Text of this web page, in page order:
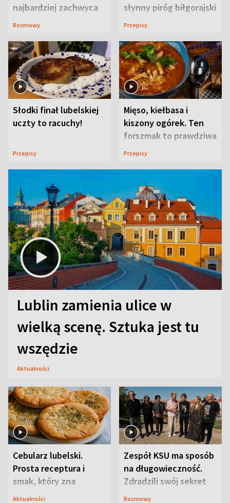
najbardziej zachwyca
ją w Lublinie
Rozmowy
słynny piróg biłgorajski
Przepisy
Słodki finał lubelskiej
uczty to racuchy!
Przepisy
Mięso, kiełbasa i
kiszony ogórek. Ten
forszmak to prawdziwa
uczta
Przepisy
Lublin zamienia ulice w
wielką scenę. Sztuka jest tu
wszędzie
Aktualności
Cebularz lubelski.
Prosta receptura i
smak, który zna
Lubelszczyzna
Aktualności
Zespół KSU ma sposób
na długowieczność.
Zdradzili swój sekret
Rozmowy